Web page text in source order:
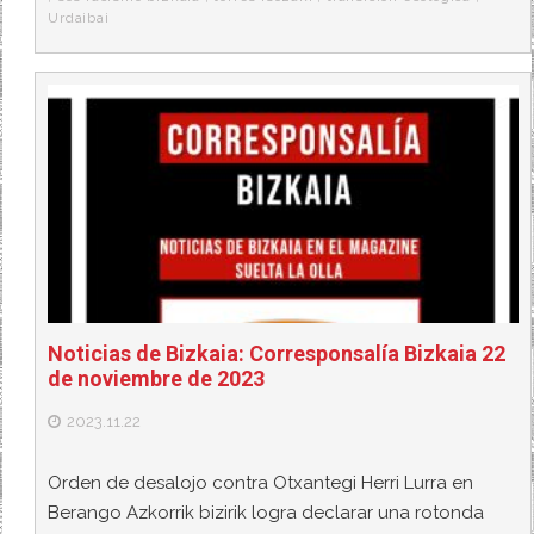
Urdaibai
Noticias de Bizkaia: Corresponsalía Bizkaia 22
de noviembre de 2023
2023.11.22
Orden de desalojo contra Otxantegi Herri Lurra en
Berango Azkorrik bizirik logra declarar una rotonda